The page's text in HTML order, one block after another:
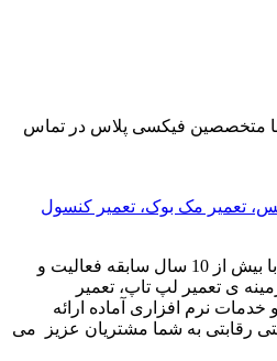
متخصصین فیکسی پلاس در تماس
مرکز تعمیرات فیکسی پلاس با بیش از 10 سال سابقه فعالیت و
ی تعمیر لپ تاپ، تعمیر
خدمات نرم افزاری آماده ارائه
رقابتی به شما مشتریان عزیز می